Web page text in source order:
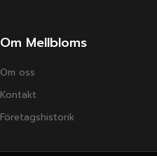
Om Mellbloms
Om oss
Kontakt
Företagshistorik